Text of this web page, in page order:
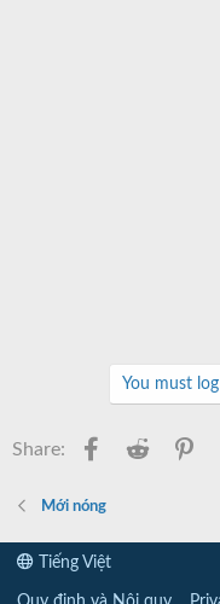
You must
Share: Facebook
Reddit
Mới nóng
Tiếng Việt